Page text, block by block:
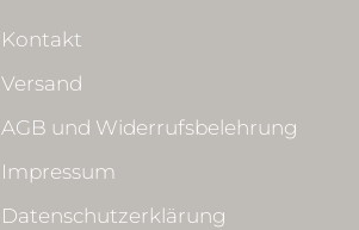
Kontakt
Versand
AGB und Widerrufsbelehrung
Impressum
Datenschutzerklärung